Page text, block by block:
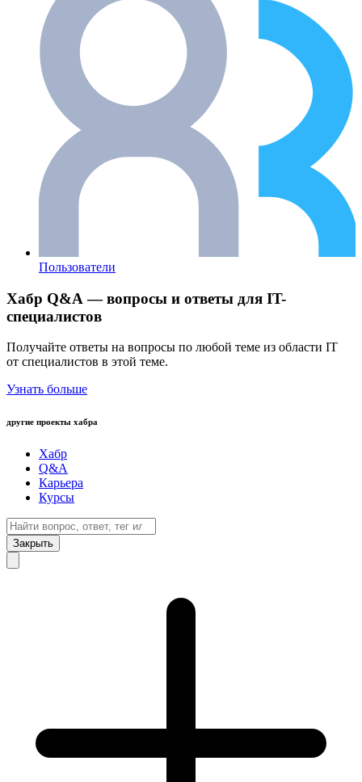
Пользователи
Хабр Q&A — вопросы и ответы для IT-
специалистов
Получайте ответы на вопросы по любой теме из области IT
от специалистов в этой теме.
Узнать больше
другие проекты хабра
Хабр
Q&A
Карьера
Курсы
Закрыть